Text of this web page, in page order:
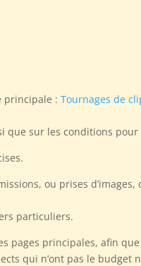
principale :Tournages de
que sur les conditions
ou prises
particuliers.
pages principales, afin
qui n’ont pas le budget